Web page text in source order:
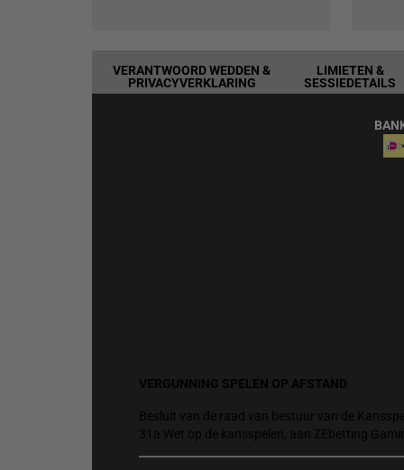
VERANTWOORD WEDDEN &
PRIVACYVERKLARING
LIMIETEN &
SESSIEDETAILS
VERGUNNING SPELEN OP AFSTAND
Besluit van de raad van bestuur van de
31a Wet op de kansspelen, aan ZEbetting